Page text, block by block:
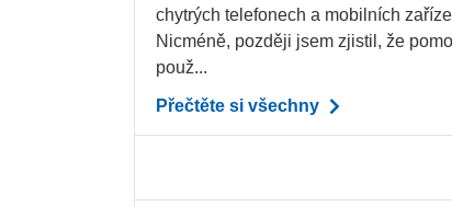
chytrých telefonech a mobilních
Nicméně, později jsem zjistil, že
použ...
Přečtěte si všechny